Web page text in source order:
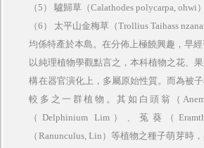
（5 ） 驢歸草（Calathodes polycarpa, ohwi ）
（6 ） 太平山金梅草（Trollius Taihass
均係特產於本島。在分佈上極饒興趣，早
以純理植物學觀點言之，本科植物之花、
構在器官演化上，多屬原始性質。而為被
較多之一群植物。其如白頭翁（
（Delphinium Lim）、菟葵（
（ Ranunculus, Lin ）等植物之種子萌芽時